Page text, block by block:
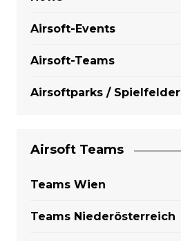
Airsoft-Events
Airsoft-Teams
Airsoftparks / Spielfelder
Airsoft Teams
Teams Wien
Teams Niederösterreich